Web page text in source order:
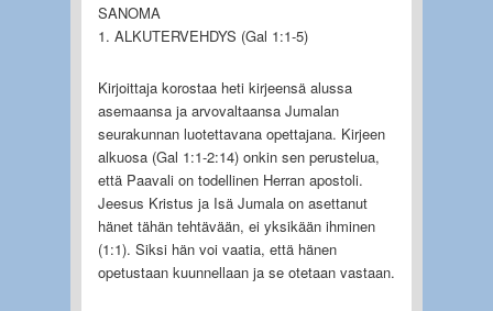
SANOMA
1. ALKUTERVEHDYS (Gal 1:1-5)
Kirjoittaja korostaa heti kirjeensä alussa
asemaansa ja arvovaltaansa Jumalan
seurakunnan luotettavana opettajana. Kirjeen
alkuosa (Gal 1:1-2:14) onkin sen perustelua,
että Paavali on todellinen Herran apostoli.
Jeesus Kristus ja Isä Jumala on asettanut
hänet tähän tehtävään, ei yksikään ihminen
(1:1). Siksi hän voi vaatia, että hänen
opetustaan kuunnellaan ja se otetaan vastaan.